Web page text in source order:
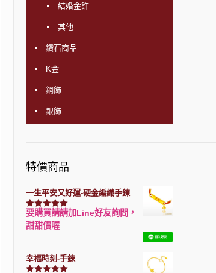
結婚金飾
其他
鑽石商品
K金
鋼飾
銀飾
特價商品
一生平安又好運-硬金編織手鍊
評分7740滿分 5
要購買請請加Line好友詢問，
甜甜價喔
幸福時刻-手鍊